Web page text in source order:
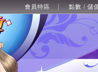
會員特區 點數 / 儲